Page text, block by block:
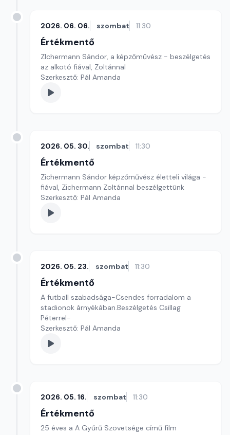
2026. 06. 06. szombat 11:30
Értékmentő
ZIchermann Sándor, a képzőművész - beszélgetés
az alkotó fiával, Zoltánnal
Szerkesztő: Pál Amanda
2026. 05. 30. szombat 11:30
Értékmentő
Zichermann Sándor képzőművész életteli világa -
fiával, Zichermann Zoltánnal beszélgettünk
Szerkesztő: Pál Amanda
2026. 05. 23. szombat 11:30
Értékmentő
A futball szabadsága-Csendes forradalom a
stadionok árnyékában.Beszélgetés Csillag
Péterrel-
Szerkesztő: Pál Amanda
2026. 05. 16. szombat 11:30
Értékmentő
25 éves a A Gyűrű Szövetsége című film